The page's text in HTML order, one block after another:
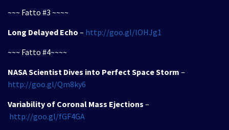
~~~ Fatto #3 ~~~~
Long Delayed Echo – http://goo.gl/lOHJg1
~~~ Fatto #4~~~~
NASA Scientist Dives into Perfect Space Storm –
http://goo.gl/Qm8ky6
Variability of Coronal Mass Ejections –
http://goo.gl/fGF4GA